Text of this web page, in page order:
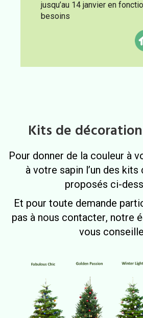
jusqu’au 14 janvier en
besoins
Kits de
Pour donner de la couleur à
à votre sapin l’un des
proposés ci-
Et pour toute demande
pas à nous contacter, notre
vous